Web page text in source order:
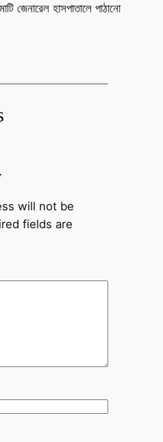
জেনারেল হাসপাতালে পাঠানো
will not be
fields are